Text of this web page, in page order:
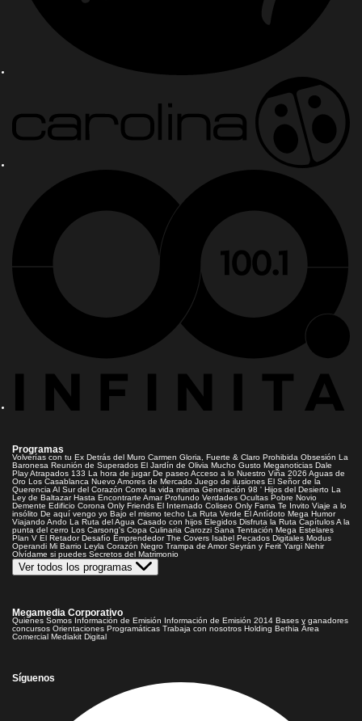
Programas
Volverías con tu Ex Detrás del Muro Carmen Gloria, Fuerte & Claro Prohibida Obsesión La
Baronesa Reunión de Superados El Jardín de Olivia Mucho Gusto Meganoticias Dale
PlayAtrapados 133 La hora de jugar De paseoAcceso a lo Nuestro Viña 2026 Aguas de
Oro Los Casablanca Nuevo Amores de Mercado Juego de ilusiones El Señor de la
Querencia Al Sur del Corazón Como la vida misma Generación 98 ' Hijos del Desierto La
Ley de Baltazar Hasta Encontrarte Amar Profundo Verdades Ocultas Pobre Novio
Demente Edificio Corona Only Friends El Internado Coliseo Only Fama Te Invito Viaje a lo
insólito De aquí vengo yo Bajo el mismo techo La Ruta Verde El Antídoto Mega Humor
Viajando Ando La Ruta del Agua Casado con hijos Elegidos Disfruta la Ruta CapítulosA la
punta del cerro Los Carsong's Copa Culinaria Carozzi Sana Tentación Mega Estelares
Plan V El Retador Desafío Emprendedor The Covers Isabel Pecados Digitales Modus
Operandi Mi Barrio Leyla Corazón Negro Trampa de Amor Seyrán y Ferit Yargi Nehir
Olvídame si puedes Secretos del Matrimonio
Ver todos los programas
Megamedia Corporativo
Quienes Somos Información de Emisión Información de Emisión 2014 Bases y ganadores
concursos Orientaciones Programáticas Trabaja con nosotros Holding Bethia Área
Comercial Mediakit Digital
Síguenos